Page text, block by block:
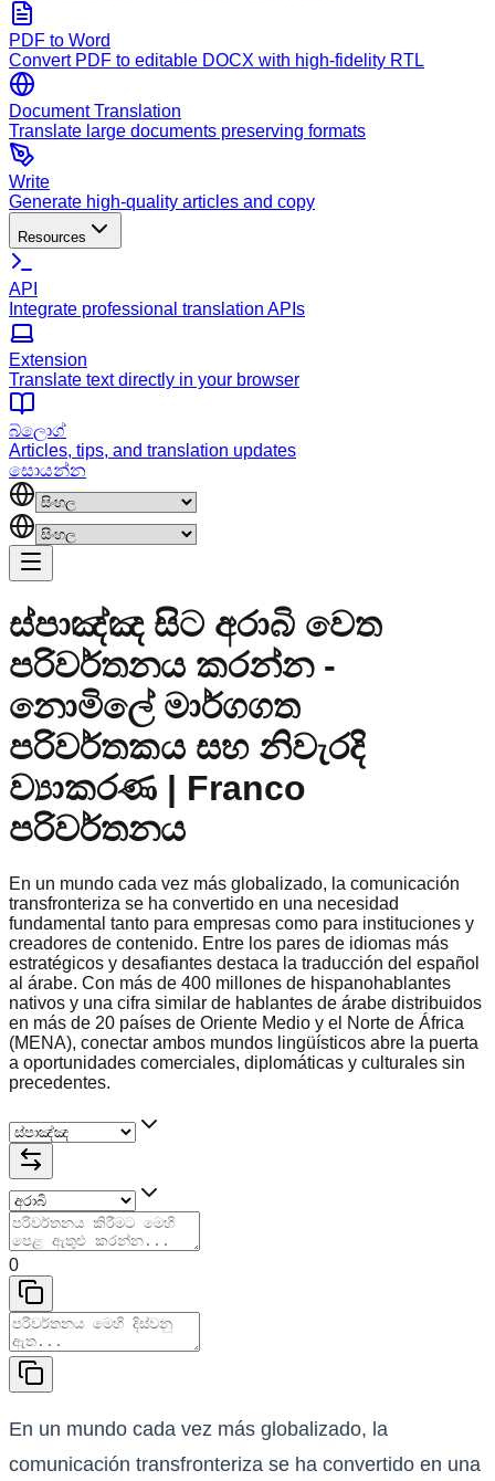
PDF to Word
Convert PDF to editable DOCX with high-fidelity RTL
Document Translation
Translate large documents preserving formats
Write
Generate high-quality articles and copy
Resources
API
Integrate professional translation APIs
Extension
Translate text directly in your browser
බ්ලොග්
Articles, tips, and translation updates
සොයන්න
ස්පාඤ්ඤ සිට අරාබි වෙත
පරිවර්තනය කරන්න -
නොමිලේ මාර්ගගත
පරිවර්තකය සහ නිවැරදි
ව්‍යාකරණ | Franco
පරිවර්තනය
En un mundo cada vez más globalizado, la comunicación
transfronteriza se ha convertido en una necesidad
fundamental tanto para empresas como para instituciones y
creadores de contenido. Entre los pares de idiomas más
estratégicos y desafiantes destaca la traducción del español
al árabe. Con más de 400 millones de hispanohablantes
nativos y una cifra similar de hablantes de árabe distribuidos
en más de 20 países de Oriente Medio y el Norte de África
(MENA), conectar ambos mundos lingüísticos abre la puerta
a oportunidades comerciales, diplomáticas y culturales sin
precedentes.
0
En un mundo cada vez más globalizado, la
comunicación transfronteriza se ha convertido en una